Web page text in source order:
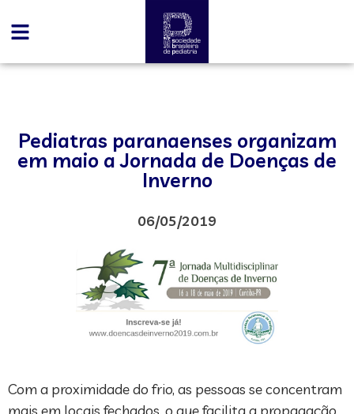
Pediatras paranaenses organizam
em maio a Jornada de Doenças de
Inverno
06/05/2019
Com a proximidade do frio, as pessoas se concentram
mais em locais fechados, o que facilita a propagação